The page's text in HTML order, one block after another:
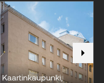
Kaartinkaupunki,